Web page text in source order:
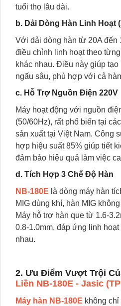
tuổi thọ lâu dài.
b. Dải Dòng Hàn Linh Hoạt
Với dải dòng hàn từ 20A đến
điều chỉnh linh hoạt theo
khác nhau. Điều này giúp tạo
ngấu sâu, phù hợp với cả
c. Hỗ Trợ Nguồn Điện 220V
Máy hoạt động với nguồn
(50/60Hz), rất phổ biến tại
sản xuất tại Việt Nam. Công
hợp hiệu suất 85% giúp tiết
đảm bảo hiệu quả làm việc
d. Tích Hợp 3 Chế Độ Hàn
NB-180E là dòng máy hàn
MIG dùng khí, hàn MIG
Máy hỗ trợ hàn que từ 1.6-
0.8-1.0mm, đáp ứng linh
nhau.
2. Ưu Điểm Vượt Trội
Liền NB-180E - Jasic
Máy hàn NB-180E không